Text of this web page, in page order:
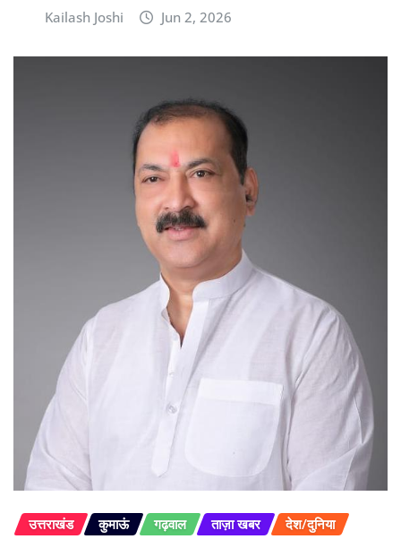
Kailash Joshi Jun 2, 2026
उत्तराखंड कुमाऊं गढ़वाल ताज़ा खबर देश/दुनिया